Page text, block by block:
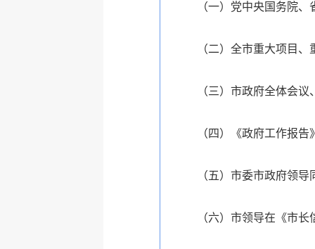
（一）党中央国务院
（二）全市重大项目
（三）市政府全体会
（四）《政府工作报
（五）市委市政府领
（六）市领导在《市